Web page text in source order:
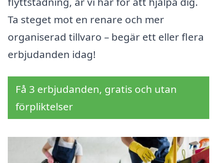
Ta steget mot en renare och mer
organiserad tillvaro – begär ett eller flera
erbjudanden idag!
Få 3 erbjudanden, gratis och utan
förpliktelser